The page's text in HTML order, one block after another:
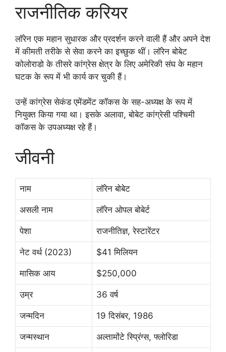
राजनीतिक करियर
लॉरेन एक महान सुधारक और प्रदर्शन करने वाली हैं और अपने देश
में कीमती तरीके से सेवा करने का इच्छुक थीं। लॉरेन बोबेट
कोलोराडो के तीसरे कांग्रेस क्षेत्र के लिए अमेरिकी संघ के महान
घटक के रूप में भी कार्य कर चुकी हैं।
उन्हें कांग्रेस सेकंड एमेंडमेंट कॉकस के सह-अध्यक्ष के रूप में
नियुक्त किया गया था। इसके अलावा, बोबेट कांग्रेसी पश्चिमी
कॉकस के उपअध्यक्ष रहे हैं।
जीवनी
नाम लॉरेन बोबेट
असली नाम लॉरेन ओपल बोबेर्ट
पेशा राजनीतिज्ञ, रेस्टारेंटर
नेट वर्थ (2023) $41 मिलियन
मासिक आय $250,000
उम्र 36 वर्ष
जन्मदिन 19 दिसंबर, 1986
जन्मस्थान अल्तामोंटे स्प्रिंग्स, फ्लोरिडा